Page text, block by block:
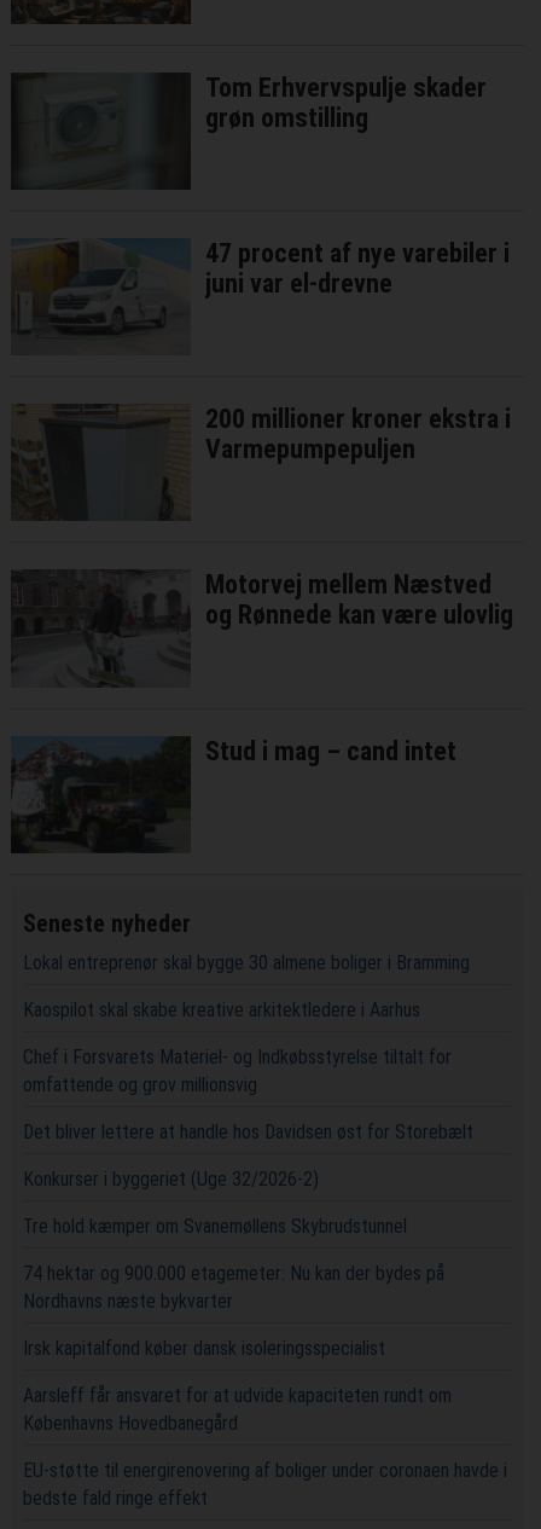
Tom Erhvervspulje skader
grøn omstilling
47 procent af nye varebiler i
juni var el-drevne
200 millioner kroner ekstra i
Varmepumpepuljen
Motorvej mellem Næstved
og Rønnede kan være ulovlig
Stud i mag – cand intet
Seneste nyheder
Lokal entreprenør skal bygge 30 almene boliger i Bramming
Kaospilot skal skabe kreative arkitektledere i Aarhus
Chef i Forsvarets Materiel- og Indkøbsstyrelse tiltalt for
omfattende og grov millionsvig
Det bliver lettere at handle hos Davidsen øst for Storebælt
Konkurser i byggeriet (Uge 32/2026-2)
Tre hold kæmper om Svanemøllens Skybrudstunnel
74 hektar og 900.000 etagemeter: Nu kan der bydes på
Nordhavns næste bykvarter
Irsk kapitalfond køber dansk isoleringsspecialist
Aarsleff får ansvaret for at udvide kapaciteten rundt om
Københavns Hovedbanegård
EU-støtte til energirenovering af boliger under coronaen havde i
bedste fald ringe effekt